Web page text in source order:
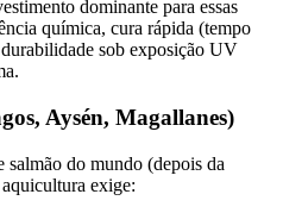
dominante para essas
química, cura rápida (tempo
sob exposição UV
Aysén, Magallanes)
do mundo (depois da
exige: